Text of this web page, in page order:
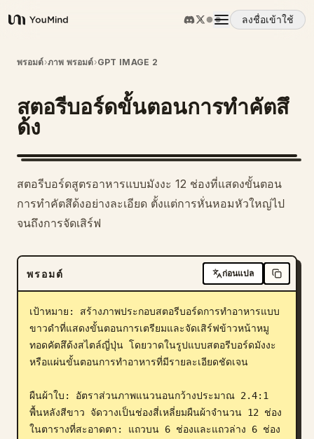
YouMind
ลงชื่อเข้าใช้
ภาพรวม
กรณีการใช้งาน
ทักษะ
พรอมต์
ดาวน์โหลด
บล็อก
พรอมต์›ภาพ พรอมต์›GPT IMAGE 2
สตอรีบอร์ดขั้นตอนการทำคัตสึ
ด้ง
สตอรีบอร์ดสูตรอาหารแบบมังงะ 12 ช่องที่แสดงขั้นตอน
การทำคัตสึด้งอย่างละเอียด ตั้งแต่การหั่นหอมหัวใหญ่ไป
จนถึงการจัดเสิร์ฟ
พรอมต์ ก่อนแปล
เป้าหมาย: สร้างภาพประกอบสตอรีบอร์ดการทำอาหารแบบ
ขาวดำที่แสดงขั้นตอนการเตรียมและจัดเสิร์ฟข้าวหน้าหมู
ทอดคัตสึด้งสไตล์ญี่ปุ่น โดยวาดในรูปแบบสตอรีบอร์ดมังงะ
หรือแผ่นขั้นตอนการทำอาหารที่มีรายละเอียดชัดเจน
ผืนผ้าใบ: อัตราส่วนภาพแนวนอนกว้างประมาณ 2.4:1
พื้นหลังสีขาว จัดวางเป็นช่องสี่เหลี่ยมผืนผ้าจำนวน 12 ช่อง
ในตารางที่สะอาดตา: แถวบน 6 ช่องและแถวล่าง 6 ช่อง